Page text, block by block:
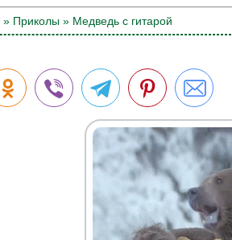
» Приколы » Медведь с гитарой